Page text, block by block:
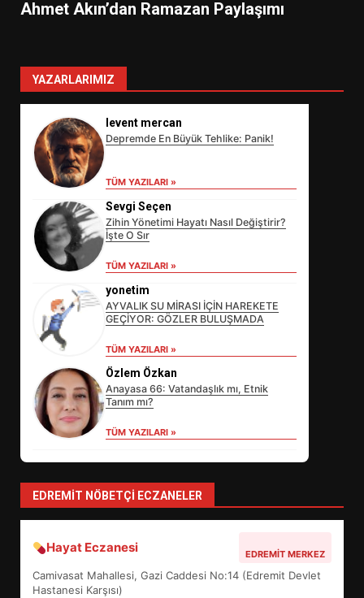
Ahmet Akın’dan Ramazan Paylaşımı
YAZARLARIMIZ
levent mercan
Depremde En Büyük Tehlike: Panik!
TÜM YAZILARI »
Sevgi Seçen
Zihin Yönetimi Hayatı Nasıl Değiştirir?
İşte O Sır
TÜM YAZILARI »
yonetim
AYVALIK SU MİRASI İÇİN HAREKETE
GEÇİYOR: GÖZLER BULUŞMADA
TÜM YAZILARI »
Özlem Özkan
Anayasa 66: Vatandaşlık mı, Etnik
Tanım mı?
TÜM YAZILARI »
EDREMIT NÖBETÇI ECZANELER
Hayat Eczanesi EDREMIT MERKEZ
Camivasat Mahallesi, Gazi Caddesi No:14 (Edremit Devlet
Hastanesi Karşısı)
3
SÜRDÜRÜLEBİLİRLİKTE NE
DEĞİŞECEK?
4
5
BALIKESİR MÜZELERİNDE SÜRE
UZATILDI: NE DEĞİŞTİ?